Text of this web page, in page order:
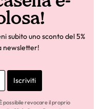
subito uno sconto del 5%
newsletter!
Iscriviti
possibile revocare il proprio